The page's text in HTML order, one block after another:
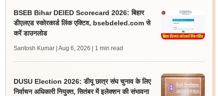
BSEB Bihar DElED Scorecard 2026: बिहार
डीएलएड स्कोरकार्ड लिंक एक्टिव, bsebdeled.com से
करें डाउनलोड
Santosh Kumar | Aug 6, 2026 | 1 min read
DUSU Election 2026: डीयू छात्र संघ चुनाव के लिए
निर्वाचन अधिकारी नियुक्त, सितंबर में इलेक्शन की संभावना